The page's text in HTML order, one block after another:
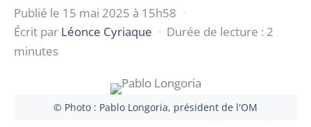
Publié le 15 mai 2025 à 15h58 ·
Écrit par Léonce Cyriaque · Durée de lecture : 2
minutes
© Photo : Pablo Longoria, président de l'OM